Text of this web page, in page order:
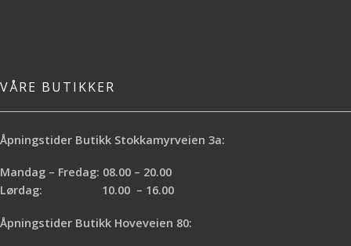
VÅRE BUTIKKER
Åpningstider Butikk Stokkamyrveien 3a:
Mandag – Fredag: 08.00 – 20.00
Lørdag: 10.00 – 16.00
Åpningstider Butikk Hoveveien 80: